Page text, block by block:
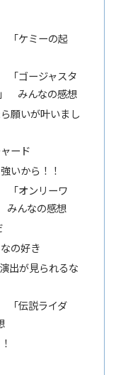
「ケミーの起
ゴージャスタ
みんなの感想
願いが叶いまし
ード
いから！！
「オンリーワ
みんなの感想
の好き
出が見られるな
「伝説ライダ